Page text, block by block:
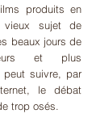
produits en
sujet de
beaux jours de
et plus
suivre, par
le débat
trop osés.